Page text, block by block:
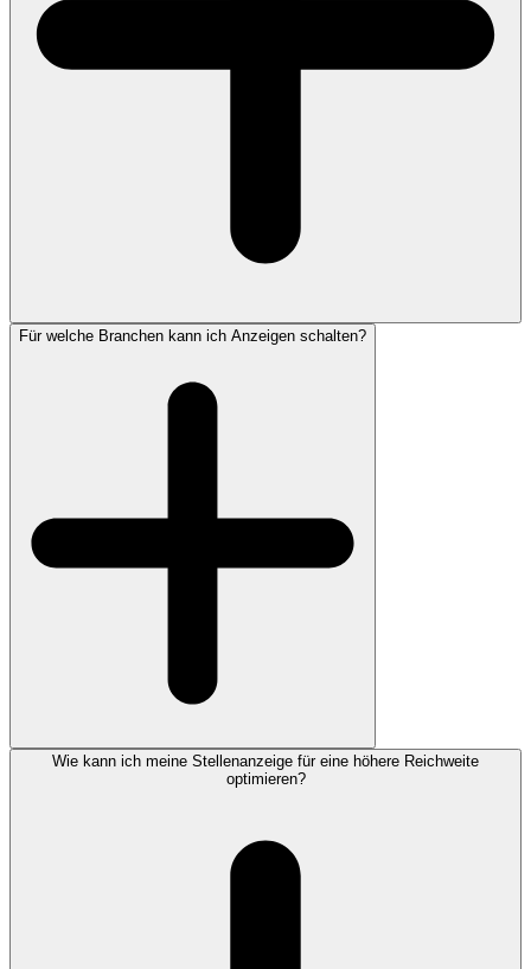
Für welche Branchen kann ich Anzeigen schalten?
Wie kann ich meine Stellenanzeige für eine höhere Reichweite
optimieren?